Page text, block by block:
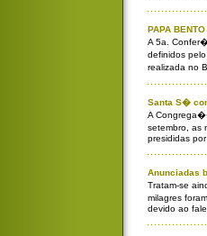
PAPA
A 5a.
definidos
realizada no
Santa S�
A
setembro,
presididas
Anunciadas
Tratam-se
milagres
devido ao